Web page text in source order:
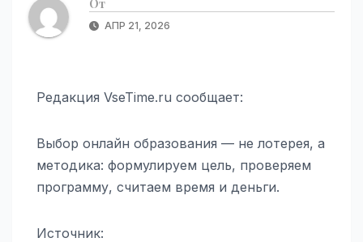
От
АПР 21, 2026
Редакция VseTime.ru сообщает:
Выбор онлайн образования — не лотерея, а
методика: формулируем цель, проверяем
программу, считаем время и деньги.
Источник: